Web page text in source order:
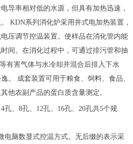
导率相对低的水源，但具有加热迅速，
KDN系列消化炉采用井式电加热装置，
压调节控温装置。使样品在消化管内能
间。在消化过程中，可通过排污管和抽
有害气体与水冷却并混合后排入下水
。 成套装置可用于粮食、饲料、食品、
他农副产品的蛋白质含量测定。
孔、8孔、12孔、16孔、20孔共5个规
电脑数显式控温方式。无后缀的表示采